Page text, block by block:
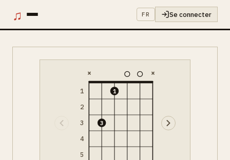
♫ FR Se connecter
1
2
3
4
5
× ×
3
1